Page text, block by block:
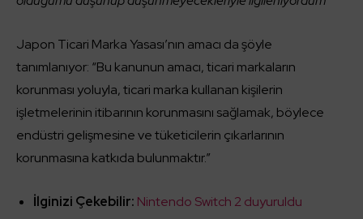
Japon Ticari Marka Yasası’nın amacı da şöyle
tanımlanıyor: “Bu kanunun amacı, ticari markaların
korunması yoluyla, ticari marka kullanan kişilerin
işletmelerinin itibarının korunmasını sağlamak, böylece
endüstri gelişmesine ve tüketicilerin çıkarlarının
korunmasına katkıda bulunmaktır.”
İlginizi Çekebilir: Nintendo Switch 2 duyuruldu